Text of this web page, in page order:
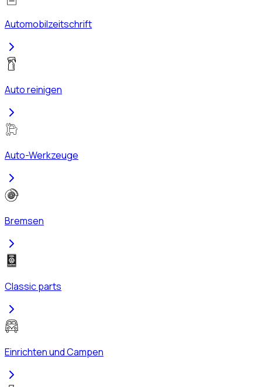
Automobilzeitschrift
Auto reinigen
Auto-Werkzeuge
Bremsen
Classic parts
Einrichten und Campen